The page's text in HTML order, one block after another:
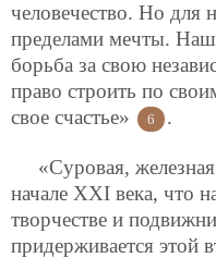
человечество. Но для
пределами мечты.
борьба за свою
право строить по
свое счастье»
6 .
«Суровая,
начале ХХI века, что
творчестве и
придерживается этой